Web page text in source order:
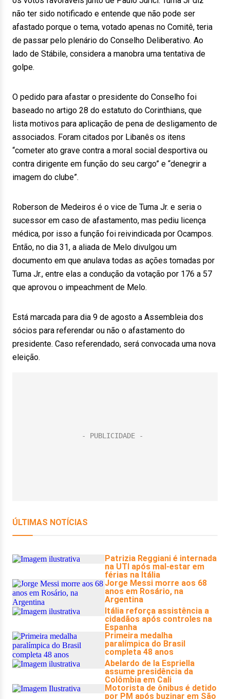
não ter sido notificado e entende que não pode ser
afastado porque o tema, votado apenas no Comitê, teria
de passar pelo plenário do Conselho Deliberativo. Ao
lado de Stábile, considera a manobra uma tentativa de
golpe.
O pedido para afastar o presidente do Conselho foi
baseado no artigo 28 do estatuto do Corinthians, que
lista motivos para aplicação de pena de desligamento de
associados. Foram citados por Libanês os itens
“cometer ato grave contra a moral social desportiva ou
contra dirigente em função do seu cargo” e “denegrir a
imagem do clube”.
Roberson de Medeiros é o vice de Tuma Jr. e seria o
sucessor em caso de afastamento, mas pediu licença
médica, por isso a função foi reivindicada por Ocampos.
Então, no dia 31, a aliada de Melo divulgou um
documento em que anulava todas as ações tomadas por
Tuma Jr., entre elas a condução da votação por 176 a 57
que aprovou o impeachment de Melo.
Está marcada para dia 9 de agosto a Assembleia dos
sócios para referendar ou não o afastamento do
presidente. Caso referendado, será convocada uma nova
eleição.